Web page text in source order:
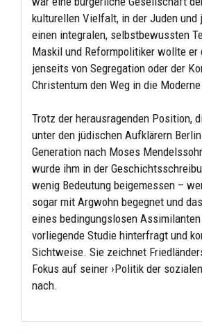
kulturellen Vielfalt, in der Juden und
einen integralen, selbstbewussten
Maskil und Reformpolitiker wollte er
jenseits von Segregation oder der
Christentum den Weg in die
Trotz der herausragenden Position,
unter den jüdischen Aufklärern
Generation nach Moses
wurde ihm in der
wenig Bedeutung beigemessen –
sogar mit Argwohn begegnet und
eines bedingungslosen
vorliegende Studie hinterfragt und
Sichtweise. Sie zeichnet
Fokus auf seiner ›Politik der
nach.